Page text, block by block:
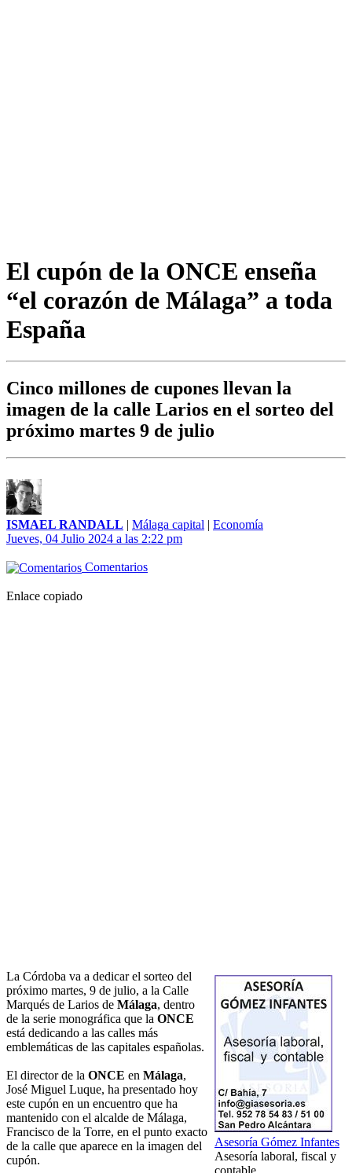
El cupón de la ONCE enseña
“el corazón de Málaga” a toda
España
Cinco millones de cupones llevan la
imagen de la calle Larios en el sorteo del
próximo martes 9 de julio
ISMAEL RANDALL | Málaga capital | Economía
Jueves, 04 Julio 2024 a las 2:22 pm
Comentarios
Enlace copiado
Asesoría Gómez Infantes
Asesoría laboral, fiscal y
La Córdoba va a dedicar el sorteo del
próximo martes, 9 de julio, a la Calle
Marqués de Larios de Málaga, dentro
de la serie monográfica que la ONCE
está dedicando a las calles más
emblemáticas de las capitales españolas.
El director de la ONCE en Málaga,
José Miguel Luque, ha presentado hoy
este cupón en un encuentro que ha
mantenido con el alcalde de Málaga,
Francisco de la Torre, en el punto exacto
de la calle que aparece en la imagen del
cupón.